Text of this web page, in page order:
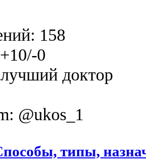
158
0
доктор
@ukos_1
типы,